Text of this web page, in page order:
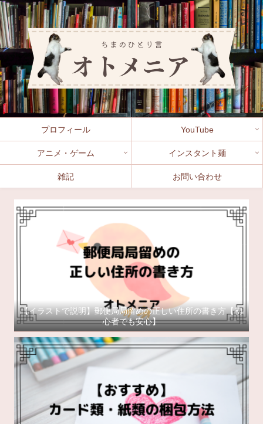
プロフィール YouTube
アニメ・ゲーム インスタント麺
雑記 お問い合わせ
【イラストで説明】郵便局局留めの正しい住所の書き方【初
心者でも安心】